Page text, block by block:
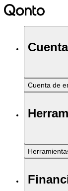
Cuenta de